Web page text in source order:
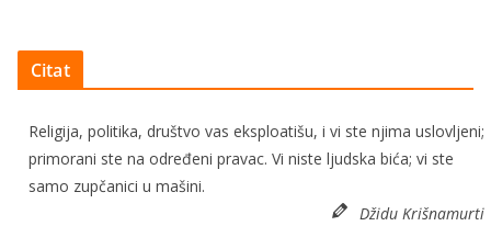
Citat
Religija, politika, društvo vas eksploatišu, i vi ste njima uslovljeni;
primorani ste na određeni pravac. Vi niste ljudska bića; vi ste
samo zupčanici u mašini.
Džidu Krišnamurti